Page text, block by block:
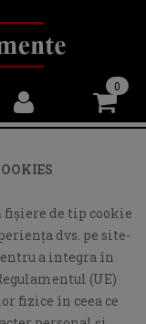
0
de tip cookie
dvs. pe site-
a integra în
(UE)
fizice în ceea ce